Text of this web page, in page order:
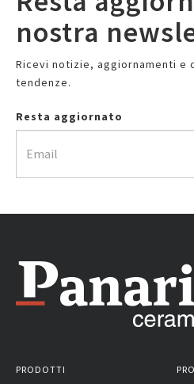
nostra
Ricevi notizie, aggiornamenti e
tendenze.
Resta aggiornato
PRODOTTI